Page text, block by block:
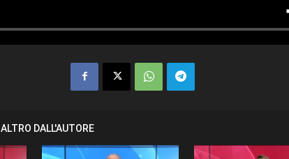
ALTRO DALL'AUTORE